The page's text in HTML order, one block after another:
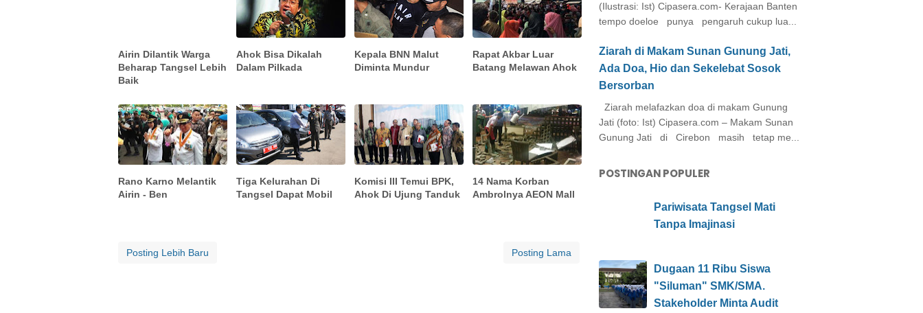
Airin Dilantik Warga
Beharap Tangsel Lebih
Baik
Ahok Bisa Dikalah
Dalam Pilkada
Kepala BNN Malut
Diminta Mundur
Rapat Akbar Luar
Batang Melawan Ahok
Rano Karno Melantik
Airin - Ben
Tiga Kelurahan Di
Tangsel Dapat Mobil
Komisi III Temui BPK,
Ahok Di Ujung Tanduk
14 Nama Korban
Ambrolnya AEON Mall
Posting Lebih Baru Posting Lama
(Ilustrasi: Ist) Cipasera.com- Kerajaan Banten
tempo doeloe punya pengaruh cukup lua...
Ziarah di Makam Sunan Gunung Jati,
Ada Doa, Hio dan Sekelebat Sosok
Bersorban
Ziarah melafazkan doa di makam Gunung
Jati (foto: Ist) Cipasera.com – Makam Sunan
Gunung Jati di Cirebon masih tetap me...
POSTINGAN POPULER
Pariwisata Tangsel Mati
Tanpa Imajinasi
Dugaan 11 Ribu Siswa
"Siluman" SMK/SMA.
Stakeholder Minta Audit